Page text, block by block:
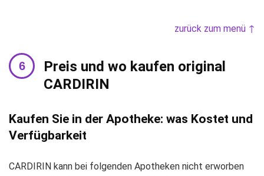
zurück zum menü ↑
Preis und wo kaufen original
CARDIRIN
Kaufen Sie in der Apotheke: was Kostet und
Verfügbarkeit
CARDIRIN kann bei folgenden Apotheken nicht erworben